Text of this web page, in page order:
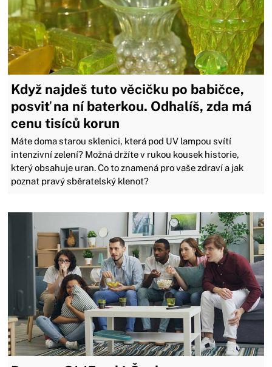
Když najdeš tuto věcičku po babičce,
posviť na ní baterkou. Odhalíš, zda má
cenu tisíců korun
Máte doma starou sklenici, která pod UV lampou svítí
intenzivní zelení? Možná držíte v rukou kousek historie,
který obsahuje uran. Co to znamená pro vaše zdraví a jak
poznat pravý sběratelský klenot?